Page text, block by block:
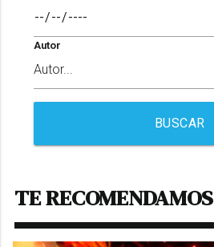
Autor
BUSCAR
TE RECOMENDAMOS